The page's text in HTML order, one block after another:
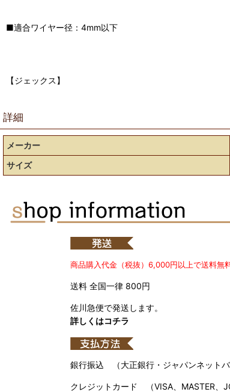
■適合ワイヤー径：4mm以下
【ジェックス】
詳細
メーカー
サイズ
商品購入代金（税抜）6,000円以上で送料無
送料 全国一律 800円
佐川急便で発送します。
詳しくはコチラ
銀行振込 （大正銀行・ジャパンネットバ
クレジットカード （VISA、MASTER、